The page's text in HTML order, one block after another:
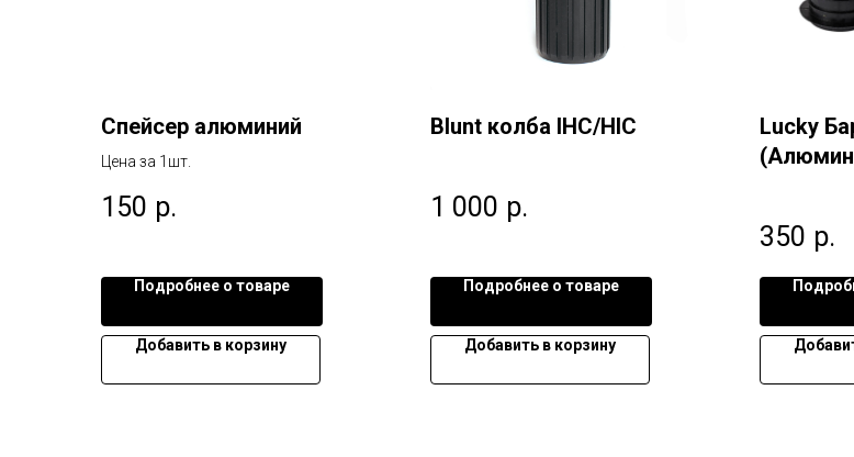
Спейсер алюминий
Цена за 1шт.
150 р.
Подробнее о товаре
Добавить в корзину
Blunt колба IHC/HIC
1 000 р.
Подробнее о товаре
Добавить в корзину
Lucky
350 р.